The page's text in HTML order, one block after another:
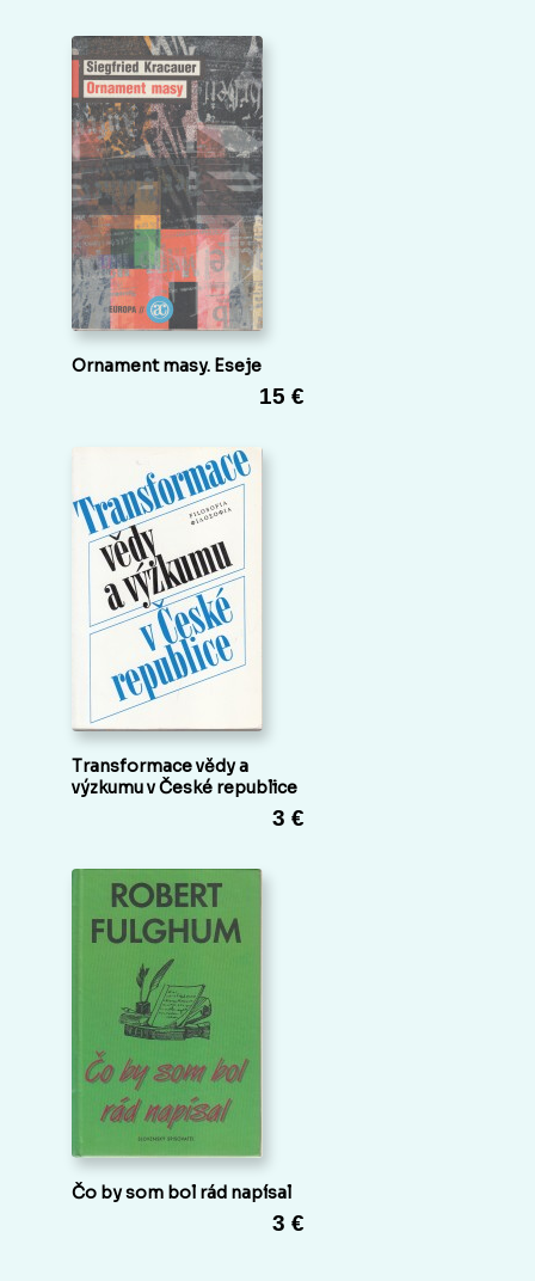
Ornament masy. Eseje
15 €
Transformace vědy a
výzkumu v České republice
3 €
Čo by som bol rád napísal
3 €